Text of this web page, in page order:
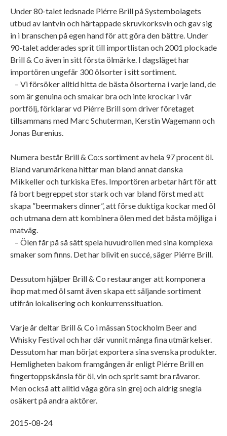
Under 80-talet ledsnade Piérre Brill på Systembolagets
utbud av lantvin och härtappade skruvkorksvin och gav sig
in i branschen på egen hand för att göra den bättre. Under
90-talet adderades sprit till importlistan och 2001 plockade
Brill & Co även in sitt första ölmärke. I dagsläget har
importören ungefär 300 ölsorter i sitt sortiment.
– Vi försöker alltid hitta de bästa ölsorterna i varje land, de
som är genuina och smakar bra och inte krockar i vår
portfölj, förklarar vd Piérre Brill som driver företaget
tillsammans med Marc Schuterman, Kerstin Wagemann och
Jonas Burenius.
Numera består Brill & Co:s sortiment av hela 97 procent öl.
Bland varumärkena hittar man bland annat danska
Mikkeller och turkiska Efes. Importören arbetar hårt för att
få bort begreppet stor stark och var bland först med att
skapa ”beermakers dinner”, att förse duktiga kockar med öl
och utmana dem att kombinera ölen med det bästa möjliga i
matväg.
– Ölen får på så sätt spela huvudrollen med sina komplexa
smaker som finns. Det har blivit en succé, säger Piérre Brill.
Dessutom hjälper Brill & Co restauranger att komponera
ihop mat med öl samt även skapa ett säljande sortiment
utifrån lokalisering och konkurrenssituation.
Varje år deltar Brill & Co i mässan Stockholm Beer and
Whisky Festival och har där vunnit många fina utmärkelser.
Dessutom har man börjat exportera sina svenska produkter.
Hemligheten bakom framgången är enligt Piérre Brill en
fingertoppskänsla för öl, vin och sprit samt bra råvaror.
Men också att alltid våga göra sin grej och aldrig snegla
osäkert på andra aktörer.
2015-08-24